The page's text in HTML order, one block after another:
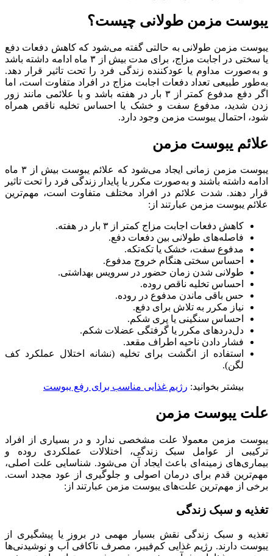
یبوست مزمن طولانی چیست؟
یبوست مزمن طولانی به حالتی گفته می‌شود که کاهش دفعات دفع
یا سختی در اجابت مزاج، برای مدت بیش از ۳ ماه ادامه داشته باشد
و به‌صورت مداوم یا عودکننده زندگی فرد را تحت تاثیر قرار دهد.
به‌طور طبیعی تعداد دفعات اجابت مزاج در افراد متفاوت است، اما
اگر دفع مدفوع کمتر از ۳ بار در هفته باشد و با علائمی مانند زور
زدن شدید، مدفوع سفت و خشک یا احساس تخلیه ناقص همراه
شود، احتمال یبوست مزمن وجود دارد.
علائم یبوست مزمن
یبوست مزمن زمانی ایجاد می‌شود که علائم یبوست بیش از ۳ ماه
ادامه داشته باشند و به‌صورت مکرر یا پایدار زندگی فرد را تحت تاثیر
قرار دهند. شدت علائم در افراد مختلف متفاوت است، مهم‌ترین
علائم یبوست مزمن عبارتند از:
کاهش دفعات اجابت مزاج کمتر از ۳ بار در هفته.
فاصله‌های طولانی بین دفعات دفع.
مدفوع سفت، خشک یا تکه‌تکه.
احساس سختی هنگام خروج مدفوع.
طولانی شدن زمان حضور در سرویس بهداشتی.
احساس تخلیه ناقص روده.
حس باقی ماندن مدفوع در روده.
نیاز مکرر به تلاش برای دفع.
احساس سنگینی یا پری شکم.
دل‌دردهای مکرر یا گرفتگی عضلات شکم.
فشار دادن ناحیه اطراف مقعد.
استفاده از انگشت برای تخلیه (نشانه اختلال عملکرد کف
لگن).
بیشتر بخوانید: رژیم غذایی مناسب برای رفع یبوست
علت یبوست مزمن
یبوست مزمن معمولا علت مشخصی ندارد و در بسیاری از افراد
ترکیبی از عوامل سبک زندگی، اختلالات عملکردی روده و
بیماری‌های زمینه‌ای باعث ایجاد آن می‌شود. شناسایی علت اصلی،
مهم‌ترین قدم برای درمان اصولی و جلوگیری از عود مجدد است.
برخی از مهم‌ترین علت‌های یبوست مزمن عبارتند از:
تغذیه‌ و سبک زندگی
تغذیه و سبک زندگی نقش بسیار مهمی در بروز یا پیشگیری از
یبوست دارند. رژیم غذایی کم‌فیبر، مصرف ناکافی آب و نوشیدنی‌ها